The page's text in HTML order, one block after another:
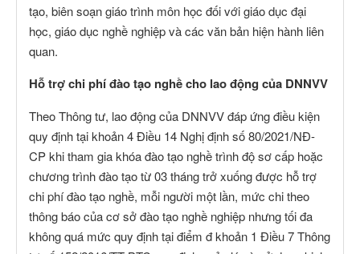
tạo, biên soạn giáo trình môn học đối với giáo dục đại
học, giáo dục nghề nghiệp và các văn bản hiện hành liên
quan.
Hỗ trợ chi phí đào tạo nghề cho lao động của DNNVV
Theo Thông tư, lao động của DNNVV đáp ứng điều kiện
quy định tại khoản 4 Điều 14 Nghị định số 80/2021/NĐ-
CP khi tham gia khóa đào tạo nghề trình độ sơ cấp hoặc
chương trình đào tạo từ 03 tháng trở xuống được hỗ trợ
chi phí đào tạo nghề, mỗi người một lần, mức chi theo
thông báo của cơ sở đào tạo nghề nghiệp nhưng tối đa
không quá mức quy định tại điểm đ khoản 1 Điều 7 Thông